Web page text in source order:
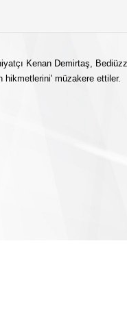
Kenan Demirtaş,
hikmetlerini' müzakere ettiler.